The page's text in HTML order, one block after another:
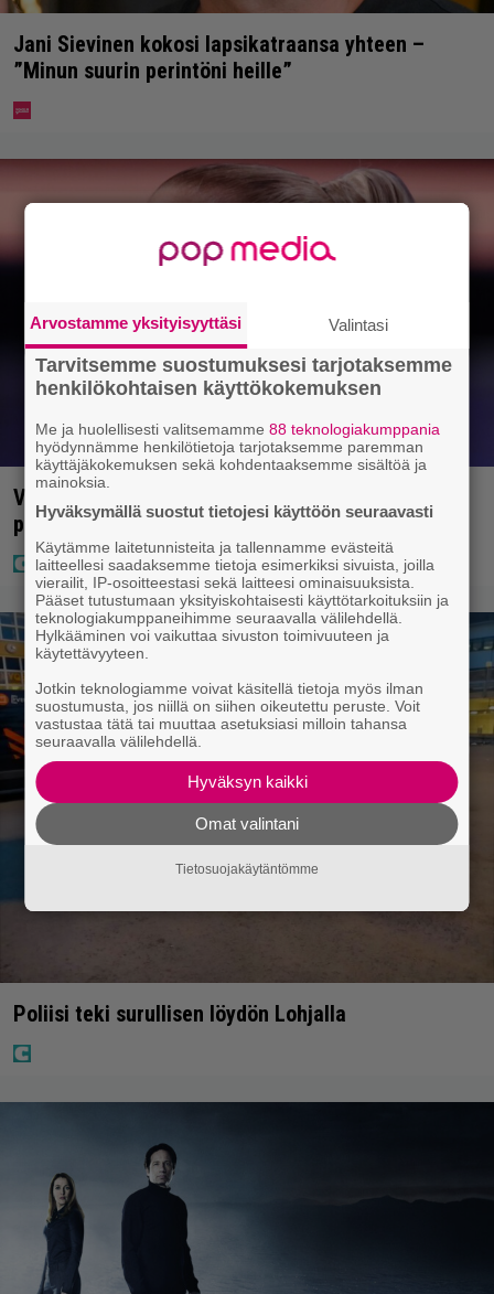
Jani Sievinen kokosi lapsikatraansa yhteen –
”Minun suurin perintöni heille”
Vappu Pimiä sai huonoa palvelua ravintolassa –
pettyi siellä kahteen asiaan
Poliisi teki surullisen löydön Lohjalla
Arvostamme yksityisyyttäsi Valintasi
Tarvitsemme suostumuksesi tarjotaksemme
henkilökohtaisen käyttökokemuksen
Me ja huolellisesti valitsemamme88 teknologiakumppania
hyödynnämme henkilötietoja tarjotaksemme paremman
käyttäjäkokemuksen sekä kohdentaaksemme sisältöä ja
mainoksia.
Hyväksymällä suostut tietojesi käyttöön seuraavasti
Käytämme laitetunnisteita ja tallennamme evästeitä
laitteellesi saadaksemme tietoja esimerkiksi sivuista, joilla
vierailit, IP-osoitteestasi sekä laitteesi ominaisuuksista.
Pääset tutustumaan yksityiskohtaisesti käyttötarkoituksiin ja
teknologiakumppaneihimme seuraavalla välilehdellä.
Hylkääminen voi vaikuttaa sivuston toimivuuteen ja
käytettävyyteen.
Jotkin teknologiamme voivat käsitellä tietoja myös ilman
suostumusta, jos niillä on siihen oikeutettu peruste. Voit
vastustaa tätä tai muuttaa asetuksiasi milloin tahansa
seuraavalla välilehdellä.
Hyväksyn kaikki
Omat valintani
Tietosuojakäytäntömme